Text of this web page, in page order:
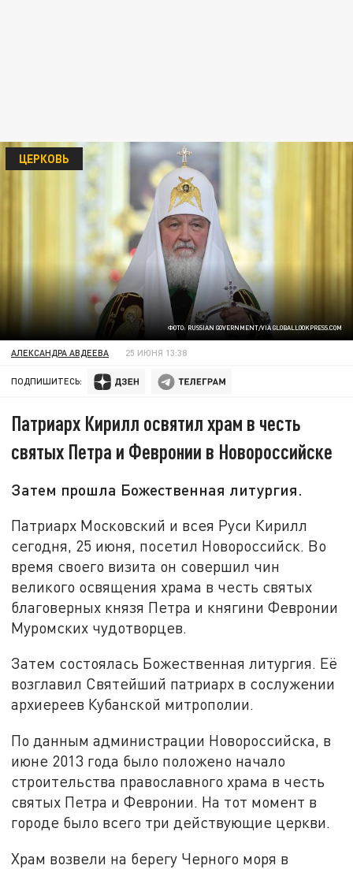
ФОТО: RUSSIAN GOVERNMENT/VIA GLOBALLOOKPRESS.COM
ЦЕРКОВЬ
АЛЕКСАНДРА АВДЕЕВА 25 ИЮНЯ 13:38
ПОДПИШИТЕСЬ:
Патриарх Кирилл освятил храм в честь
святых Петра и Февронии в Новороссийске
Затем прошла Божественная литургия.
Патриарх Московский и всея Руси Кирилл
сегодня, 25 июня, посетил Новороссийск. Во
время своего визита он совершил чин
великого освящения храма в честь святых
благоверных князя Петра и княгини Февронии
Муромских чудотворцев.
Затем состоялась Божественная литургия. Её
возглавил Святейший патриарх в сослужении
архиереев Кубанской митрополии.
По данным администрации Новороссийска, в
июне 2013 года было положено начало
строительства православного храма в честь
святых Петра и Февронии. На тот момент в
городе было всего три действующие церкви.
Храм возвели на берегу Черного моря в